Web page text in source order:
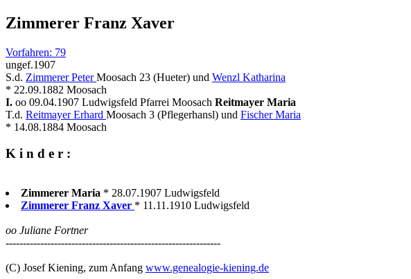
Zimmerer Franz Xaver
Vorfahren: 79
ungef.1907
S.d. Zimmerer PeterMoosach 23 (Hueter) und Wenzl Katharina
* 22.09.1882 Moosach
I. oo 09.04.1907 Ludwigsfeld Pfarrei Moosach Reitmayer Maria
T.d. Reitmayer Erhard Moosach 3 (Pflegerhansl) und Fischer Maria
* 14.08.1884 Moosach
K i n d e r :
Zimmerer Maria * 28.07.1907 Ludwigsfeld
Zimmerer Franz Xaver * 11.11.1910 Ludwigsfeld
oo Juliane Fortner
--------------------------------------------------------------
(C) Josef Kiening, zum Anfang www.genealogie-kiening.de